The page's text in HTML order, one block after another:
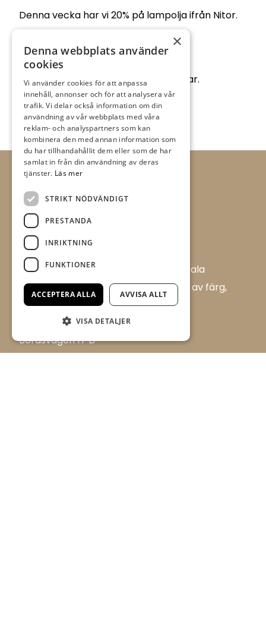
Denna vecka har vi 20% på lampolja ifrån Nitor.
Ord. pris 79:-
Vi har även lampvekar i olika storlekar.
Allt i Färg AB är en färghandel i centrala
Ulricehamn med ett brett sortiment av färg,
tapet och tillbehör.
Flügger Färg, Allt i Färg
Boråsvägen 17 D
×
Denna webbplats använder
cookies
Vi använder cookies för att anpassa
innehåll, annonser och för att analysera vår
trafik. Vi delar också information om din
användning av vår webbplats med våra
reklam- och analyspartners som kan
kombinera den med annan information som
du har tillhandahållit dem eller som de har
samlat in från din användning av deras
tjänster. Läs mer
STRIKT NÖDVÄNDIGT
PRESTANDA
INRIKTNING
FUNKTIONER
ACCEPTERA ALLA AVVISA ALLT
VISA DETALJER